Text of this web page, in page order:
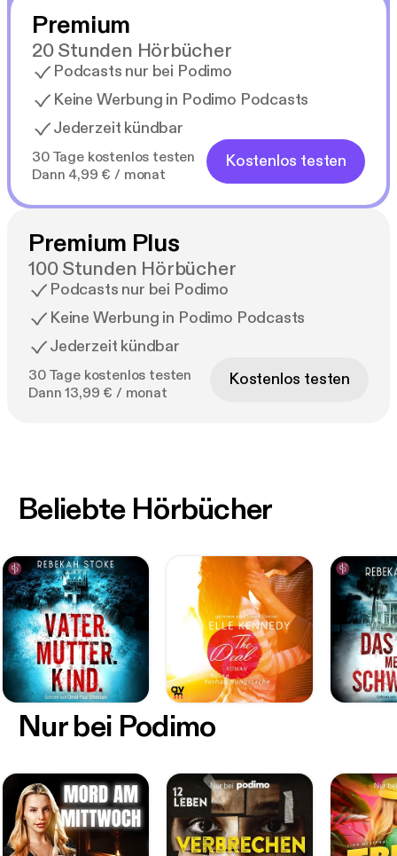
Premium
20 Stunden Hörbücher
Podcasts nur bei Podimo
Keine Werbung in Podimo Podcasts
Jederzeit kündbar
30 Tage kostenlos testen
Dann 4,99 € / monat
Kostenlos testen
Premium Plus
100 Stunden Hörbücher
Podcasts nur bei Podimo
Keine Werbung in Podimo Podcasts
Jederzeit kündbar
30 Tage kostenlos testen
Dann 13,99 € / monat
Kostenlos testen
Nur bei Podimo
Beliebte Hörbücher